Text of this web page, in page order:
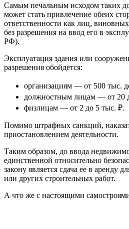
Самым печальным исходом таких
может стать привлечение обеих
ответственности как лиц,
без разрешения на ввод его в
РФ).
Эксплуатация здания или
разрешения обойдется:
организациям — от 500 тыс.
должностным лицам — от 20
физлицам — от 2 до 5 тыс. ₽.
Помимо штрафных санкций,
приостановлением деятельности.
Таким образом, до ввода
единственной относительно
закону является сдача ее в аренду
или других строительных работ.
А что же с настоящими